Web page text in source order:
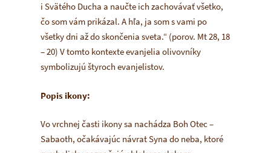
i Svätého Ducha a naučte ich zachovávať všetko,
čo som vám prikázal. A hľa, ja som s vami po
všetky dni až do skončenia sveta.“ (porov. Mt 28, 18
– 20) V tomto kontexte evanjelia olivovníky
symbolizujú štyroch evanjelistov.
Popis ikony:
Vo vrchnej časti ikony sa nachádza Boh Otec –
Sabaoth, očakávajúc návrat Syna do neba, ktoré